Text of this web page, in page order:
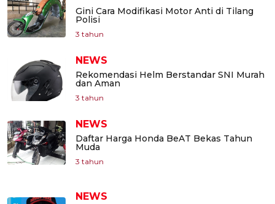
Gini Cara Modifikasi Motor Anti di Tilang
Polisi
3 tahun
NEWS
Rekomendasi Helm Berstandar SNI Murah
dan Aman
3 tahun
NEWS
Daftar Harga Honda BeAT Bekas Tahun
Muda
3 tahun
NEWS